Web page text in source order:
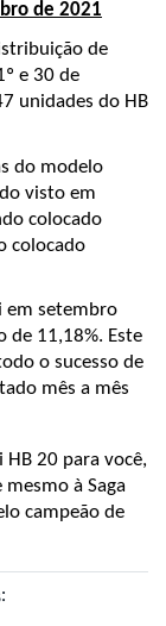
de 2021
de
e 30 de
unidades do HB
do modelo
visto em
colocado
colocado
em setembro
de 11,18%. Este
o sucesso de
mês a mês
20 para você,
à Saga
campeão de